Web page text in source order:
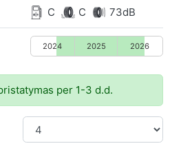
C C 73dB
2024 2025 2026
per 1-3 d.d.